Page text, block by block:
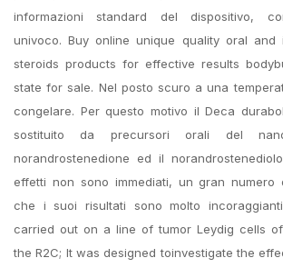
informazioni standard del dispositivo,
univoco. Buy online unique quality oral and
steroids products for effective results
state for sale. Nel posto scuro a una
congelare. Per questo motivo il Deca
sostituito da precursori orali del
norandrostenedione ed il
effetti non sono immediati, un gran numero
che i suoi risultati sono molto
carried out on a line of tumor Leydig cells
the R2C; It was designed toinvestigate the